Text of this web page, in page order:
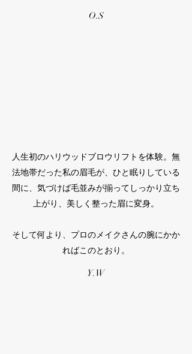
​O.S
人生初のハリウッドブロウリフトを体験。無
法地帯だった私の眉毛が、ひと眠りしている
間に、気づけば毛並みが揃ってしっかり立ち
上がり、美しく整った眉に変身。
そして何より、プロのメイクさんの腕にかか
ればこのとおり。
​Y.W